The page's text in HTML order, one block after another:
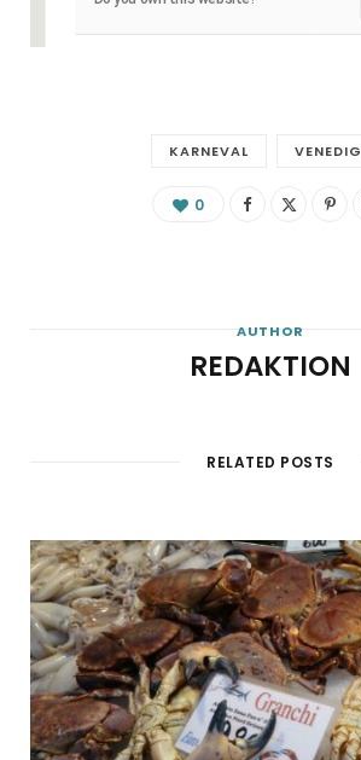
KARNEVAL VENEDIG
0
AUTHOR
REDAKTION
RELATED POSTS